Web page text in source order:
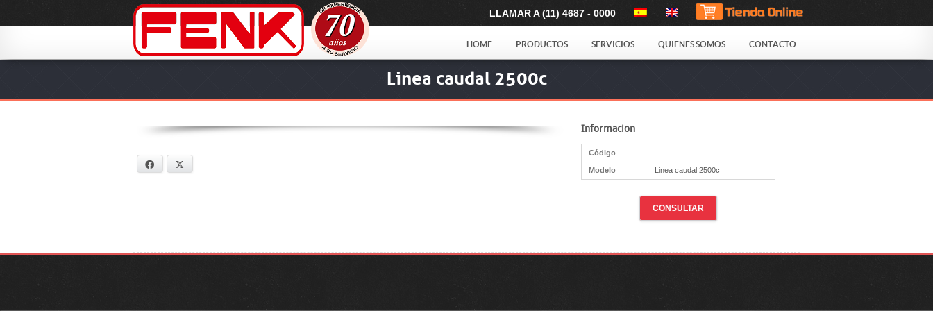
LLAMAR A (11) 4687 - 0000
HOME PRODUCTOS SERVICIOS QUIENES SOMOS CONTACTO
Linea caudal 2500c
Facebook
Informacion
Código -
Modelo Linea caudal 2500c
CONSULTAR